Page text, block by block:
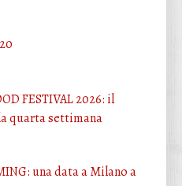
FESTIVAL 2026: il
quarta settimana
una data a Milano a